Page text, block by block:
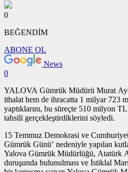
0
BEĞENDİM
ABONE OL
News
0
YALOVA Gümrük Müdürü Murat
ithalat hem de ihracatta 1 milyar 723
yaptıklarını, bu süreçte 510 milyon
tahsili gerçekleştirdiklerini söyledi.
15 Temmuz Demokrasi ve
Gümrük Günü’ nedeniyle yapılan
Yalova Gümrük Müdürlüğü, Atatürk
duruşunda bulunulması ve İstiklal